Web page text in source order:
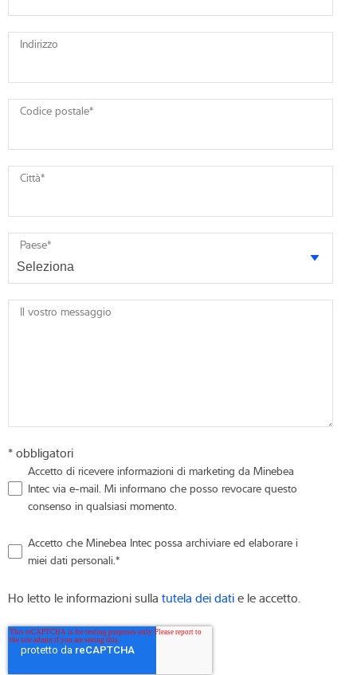
Indirizzo
Codice postale*
Città*
Paese*
Il vostro messaggio
* obbligatori
Accetto di ricevere informazioni di marketing da Minebea
Intec via e-mail. Mi informano che posso revocare questo
consenso in qualsiasi momento.
Accetto che Minebea Intec possa archiviare ed elaborare i
miei dati personali.*
Ho letto le informazioni sulla tutela dei datie le accetto.